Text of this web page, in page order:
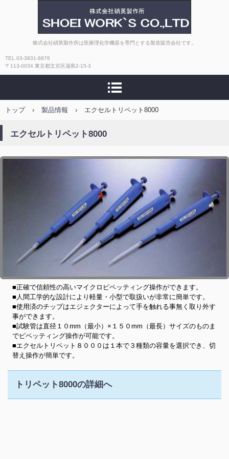
株式会社硝英製作所
株式会社硝英製作所は医療理化学機器を専門とする製造販売会社です。
TEL.03-3831-8876
〒113-0034 東京都文京区湯島2-15-3
トップ › 製品情報 › エクセルトリペット8000
エクセルトリペット8000
■正確で信頼性の高いマイクロピペッティング操作ができます。
■人間工学的な設計により軽量・小型で取扱いが非常に簡単です。
■使用済のチップはエジェクターによって手を触れる事無く取り外す
事ができます。
■試験管は直径１０mm（最小）×１５０mm（最長）サイズのものま
でピペッティング操作が可能です。
■エクセルトリペット８０００は１本で３種類の容量を選択でき、切
替え操作が簡単です。
トリペット8000の詳細へ